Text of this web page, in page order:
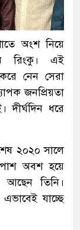
অংশ নিয়ে
রিংকু। এই
নেন সেরা
জনপ্রিয়তা
দীর্ঘদিন ধরে
২০২০ সালে
পাশ অবশ হয়ে
তিনি।
যাচ্ছে